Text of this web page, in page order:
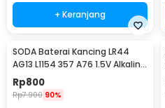
+ Keranjang
SODA Baterai Kancing LR44
AG13 L1154 357 A76 1.5V Alkaline
1 PCS
Rp800
Rp7.900 90%